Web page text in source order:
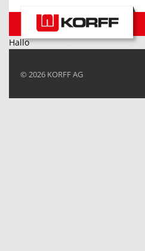
Hallo
© 2026 KORFF AG